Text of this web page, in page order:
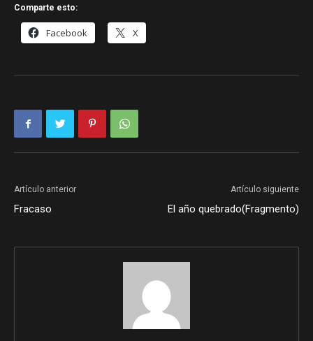
Comparte esto:
Facebook X
Artículo anterior
Fracaso
Artículo siguiente
El año quebrado(Fragmento)